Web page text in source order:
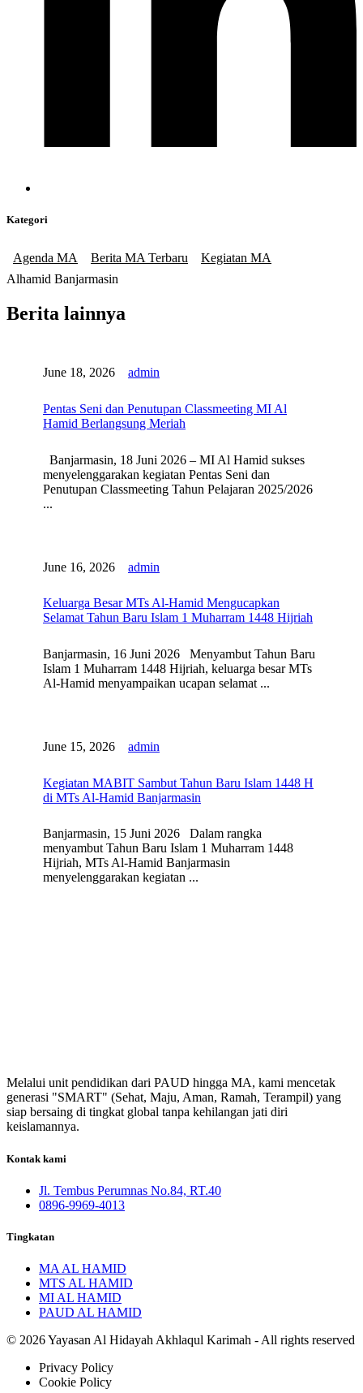
Kategori
Agenda MA Berita MA Terbaru
Kegiatan MA
Alhamid Banjarmasin
Berita lainnya
June 18, 2026 admin
Pentas Seni dan Penutupan Classmeeting MI Al
Hamid Berlangsung Meriah
Banjarmasin, 18 Juni 2026 – MI Al Hamid sukses
menyelenggarakan kegiatan Pentas Seni dan
Penutupan Classmeeting Tahun Pelajaran 2025/2026
...
June 16, 2026 admin
Keluarga Besar MTs Al-Hamid Mengucapkan
Selamat Tahun Baru Islam 1 Muharram 1448 Hijriah
Banjarmasin, 16 Juni 2026 Menyambut Tahun Baru
Islam 1 Muharram 1448 Hijriah, keluarga besar MTs
Al-Hamid menyampaikan ucapan selamat ...
June 15, 2026 admin
Kegiatan MABIT Sambut Tahun Baru Islam 1448 H
di MTs Al-Hamid Banjarmasin
Banjarmasin, 15 Juni 2026 Dalam rangka
menyambut Tahun Baru Islam 1 Muharram 1448
Hijriah, MTs Al-Hamid Banjarmasin
menyelenggarakan kegiatan ...
Melalui unit pendidikan dari PAUD hingga MA, kami mencetak
generasi "SMART" (Sehat, Maju, Aman, Ramah, Terampil) yang
siap bersaing di tingkat global tanpa kehilangan jati diri
keislamannya.
Kontak kami
Jl. Tembus Perumnas No.84, RT.40
0896-9969-4013
Tingkatan
MA AL HAMID
MTS AL HAMID
MI AL HAMID
PAUD AL HAMID
© 2026 Yayasan Al Hidayah Akhlaqul Karimah - All rights reserved
Privacy Policy
Cookie Policy